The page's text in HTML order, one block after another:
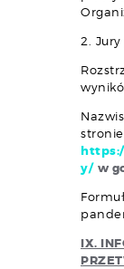
2.
stronie
y/ w
IX.